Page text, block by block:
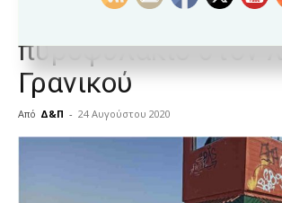
Αποκατάσταση
πυροφυλάκιο στον
Γρανικού
Από Δ&Π - 24 Αυγούστου 2020